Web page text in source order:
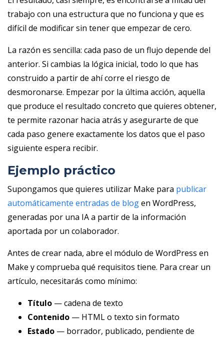
trabajo con una estructura que no funciona y que es
difícil de modificar sin tener que empezar de cero.
La razón es sencilla: cada paso de un flujo depende del
anterior. Si cambias la lógica inicial, todo lo que has
construido a partir de ahí corre el riesgo de
desmoronarse. Empezar por la última acción, aquella
que produce el resultado concreto que quieres obtener,
te permite razonar hacia atrás y asegurarte de que
cada paso genere exactamente los datos que el paso
siguiente espera recibir.
Ejemplo práctico
Supongamos que quieres utilizar Make para publicar
automáticamente entradas de blogen WordPress,
generadas por una IA a partir de la información
aportada por un colaborador.
Antes de crear nada, abre el módulo de WordPress en
Make y comprueba qué requisitos tiene. Para crear un
artículo, necesitarás como mínimo:
Título — cadena de texto
Contenido — HTML o texto sin formato
Estado — borrador, publicado, pendiente de